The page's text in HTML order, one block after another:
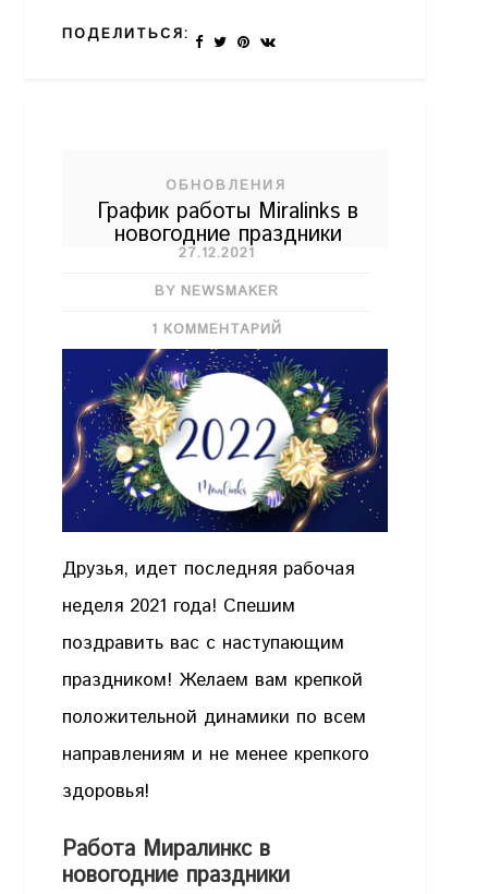
ПОДЕЛИТЬСЯ:
ОБНОВЛЕНИЯ
График работы Miralinks в
новогодние праздники
27.12.2021
BY NEWSMAKER
1 КОММЕНТАРИЙ
Друзья, идет последняя рабочая
неделя 2021 года! Спешим
поздравить вас с наступающим
праздником! Желаем вам крепкой
положительной динамики по всем
направлениям и не менее крепкого
здоровья!
Работа Миралинкс в
новогодние праздники